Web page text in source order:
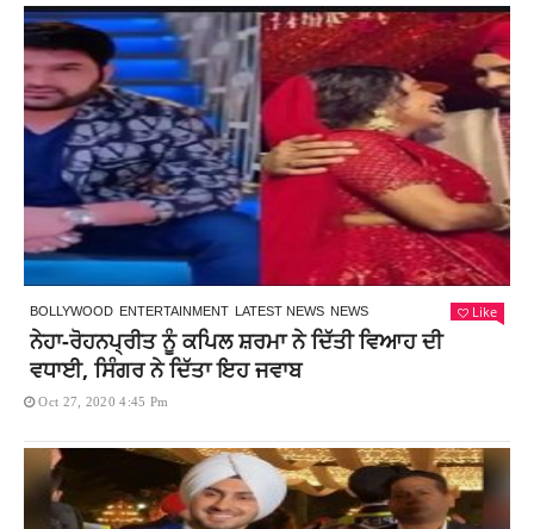
BOLLYWOOD ENTERTAINMENT LATEST NEWS NEWS Like
ਨੇਹਾ-ਰੋਹਨਪ੍ਰੀਤ ਨੂੰ ਕਪਿਲ ਸ਼ਰਮਾ ਨੇ ਦਿੱਤੀ ਵਿਆਹ ਦੀ
ਵਧਾਈ, ਸਿੰਗਰ ਨੇ ਦਿੱਤਾ ਇਹ ਜਵਾਬ
Oct 27, 2020 4:45 Pm